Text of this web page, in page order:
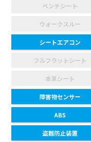
ベンチシート
ウォークスルー
シートエアコン
フルフラットシート
本革シート
障害物センサー
ABS
盗難防止装置